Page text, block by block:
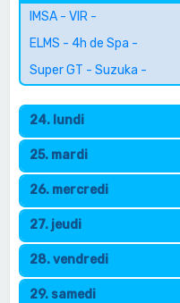
IMSA - VIR -
ELMS - 4h de Spa -
Super GT - Suzuka -
24. lundi
25. mardi
26. mercredi
27. jeudi
28. vendredi
29. samedi